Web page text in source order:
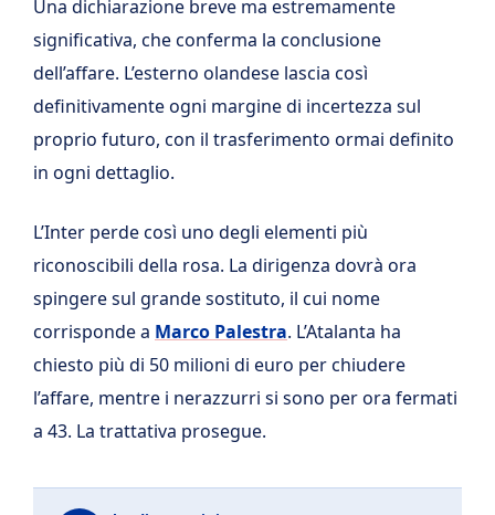
Una dichiarazione breve ma estremamente
significativa, che conferma la conclusione
dell’affare. L’esterno olandese lascia così
definitivamente ogni margine di incertezza sul
proprio futuro, con il trasferimento ormai definito
in ogni dettaglio.
L’Inter perde così uno degli elementi più
riconoscibili della rosa. La dirigenza dovrà ora
spingere sul grande sostituto, il cui nome
corrisponde a Marco Palestra. L’Atalanta ha
chiesto più di 50 milioni di euro per chiudere
l’affare, mentre i nerazzurri si sono per ora fermati
a 43. La trattativa prosegue.